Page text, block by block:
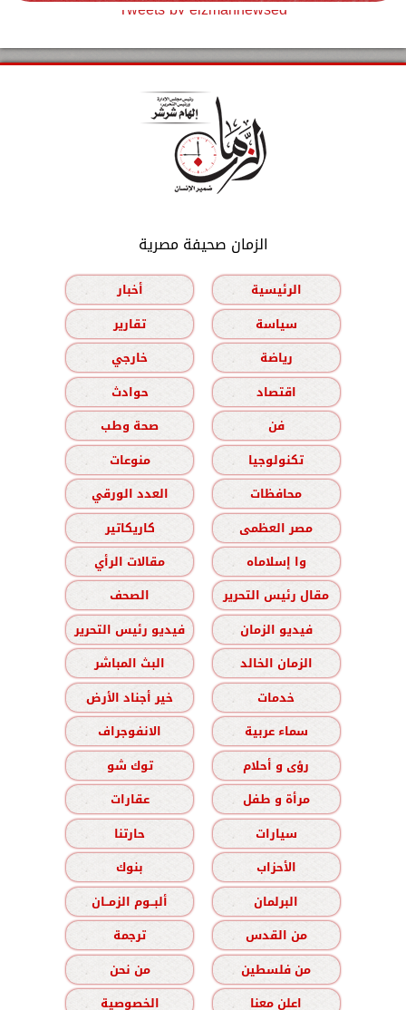
Tweets by elzmannewseg
الزمان صحيفة مصرية
الرئيسية
أخبار
سياسة
تقارير
رياضة
خارجي
اقتصاد
حوادث
فن
صحة وطب
تكنولوجيا
منوعات
محافظات
العدد الورقي
مصر العظمى
كاريكاتير
وا إسلاماه
مقالات الرأي
مقال رئيس التحرير
الصحف
فيديو الزمان
فيديو رئيس التحرير
الزمان الخالد
البث المباشر
خدمات
خير أجناد الأرض
سماء عربية
الانفوجراف
رؤى و أحلام
توك شو
مرأة و طفل
عقارات
سيارات
حارتنا
الأحزاب
بنوك
البرلمان
ألبــوم الزمــان
من القدس
ترجمة
من فلسطين
من نحن
اعلن معنا
الخصوصية